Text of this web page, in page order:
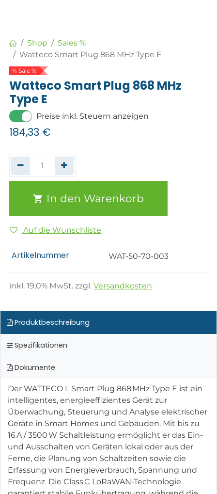
Shop
Sales %
Watteco Smart Plug 868 MHz Type E
% Sale %
Watteco Smart Plug 868 MHz
Type E
Preise inkl. Steuern anzeigen
184,33 €
In den Warenkorb
Auf die Wunschliste
Artikelnummer WAT-50-70-003
inkl.19,0% MwSt. zzgl.Versandkosten
Produktbeschreibung
Spezifikationen
Dokumente
Der WATTECO L Smart Plug 868 MHz Type E ist ein
intelligentes, energieeffizientes Gerät zur
Überwachung, Steuerung und Analyse elektrischer
Geräte in Smart Homes und Gebäuden. Mit bis zu
16 A / 3500 W Schaltleistung ermöglicht er das Ein-
und Ausschalten von Geräten lokal oder aus der
Ferne, die Planung von Schaltzeiten sowie die
Erfassung von Energieverbrauch, Spannung und
Frequenz. Die Class C LoRaWAN-Technologie